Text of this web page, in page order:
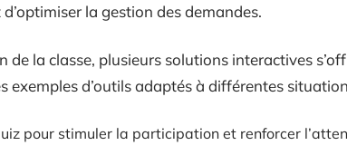
la gestion des demandes.
de la classe, plusieurs solutions interactives
exemples d’outils adaptés à différentes
pour stimuler la participation et renforcer